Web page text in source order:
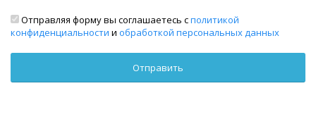
Отправляя форму вы соглашаетесь сполитикой
конфиденциальности и обработкой персональных данных